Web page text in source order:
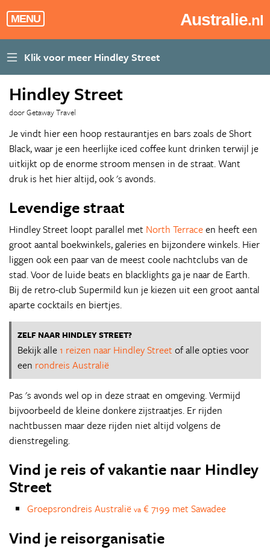
MENU Australie.nl
Hindley Street
door Getaway Travel
Je vindt hier een hoop restaurantjes en bars zoals de Short
Black, waar je een heerlijke iced coffee kunt drinken terwijl je
uitkijkt op de enorme stroom mensen in de straat. Want
druk is het hier altijd, ook 's avonds.
Levendige straat
Hindley Street loopt parallel met North Terraceen heeft een
groot aantal boekwinkels, galeries en bijzondere winkels. Hier
liggen ook een paar van de meest coole nachtclubs van de
stad. Voor de luide beats en blacklights ga je naar de Earth.
Bij de retro-club Supermild kun je kiezen uit een groot aantal
aparte cocktails en biertjes.
ZELF NAAR HINDLEY STREET?
Bekijk alle1 reizen naar Hindley Street of alle opties voor
een rondreis Australië
Pas 's avonds wel op in deze straat en omgeving. Vermijd
bijvoorbeeld de kleine donkere zijstraatjes. Er rijden
nachtbussen maar deze rijden niet altijd volgens de
dienstregeling.
Vind je reis of vakantie naar Hindley
Street
Groepsrondreis Australië va € 7199 met Sawadee
Vind je reisorganisatie